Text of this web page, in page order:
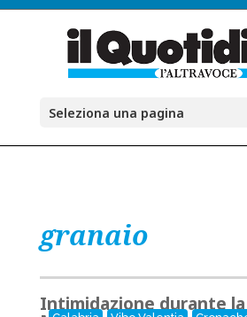
Seleziona una pagina
granaio
Intimidazione durante